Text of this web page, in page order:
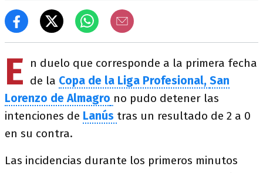
E
n duelo que corresponde a la primera fecha
de la Copa de la Liga Profesional, San
Lorenzo de Almagro no pudo detener las
intenciones de Lanús tras un resultado de 2 a 0
en su contra.
Las incidencias durante los primeros minutos